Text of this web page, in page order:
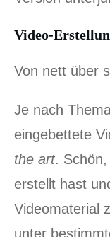
Video-
Von nett über
Je nach
eingebettete
the art.
erstellt hast
Videomaterial
unter